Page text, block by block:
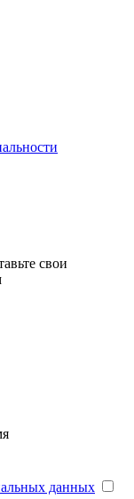
свои
данных